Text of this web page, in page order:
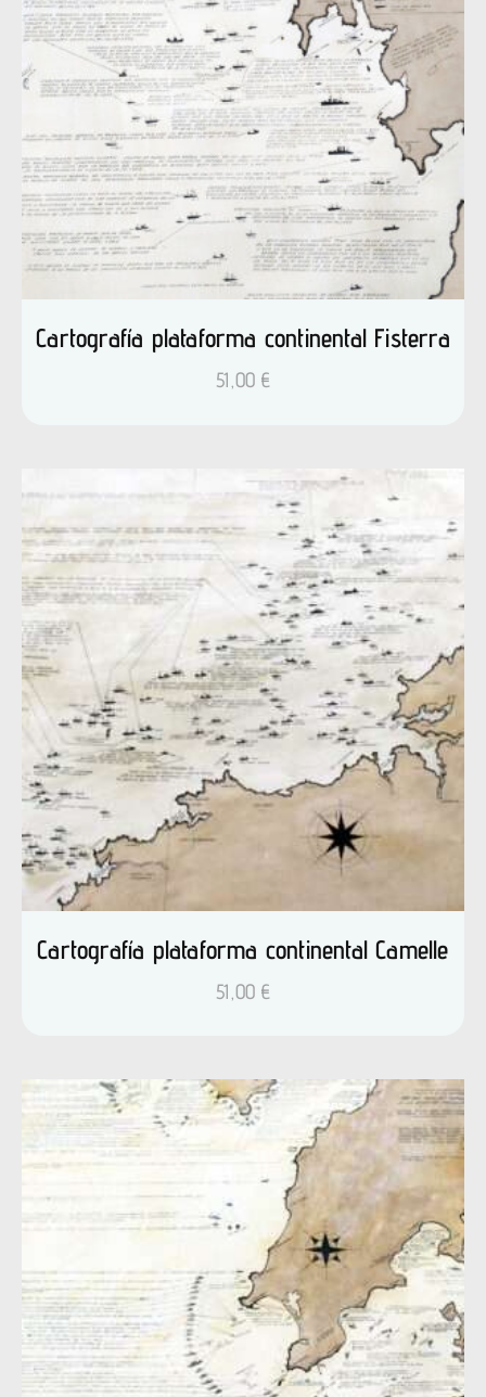
Cartografía plataforma continental Fisterra
51,00 €
Cartografía plataforma continental Camelle
51,00 €